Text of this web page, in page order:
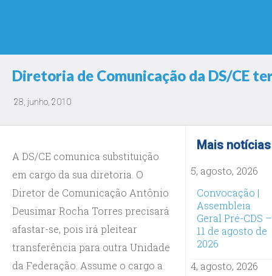
Diretoria de Comunicação da DS/CE
28, junho, 2010
A DS/CE comunica substituição
em cargo da sua diretoria. O
Diretor de Comunicação Antônio
Deusimar Rocha Torres precisará
afastar-se, pois irá pleitear
transferência para outra Unidade
da Federação. Assume o cargo a
Mais notícias
5, agosto, 2026
Convocação |
Assembleia
Geral Pré-CDS –
11 de agosto de
2026
4, agosto, 2026